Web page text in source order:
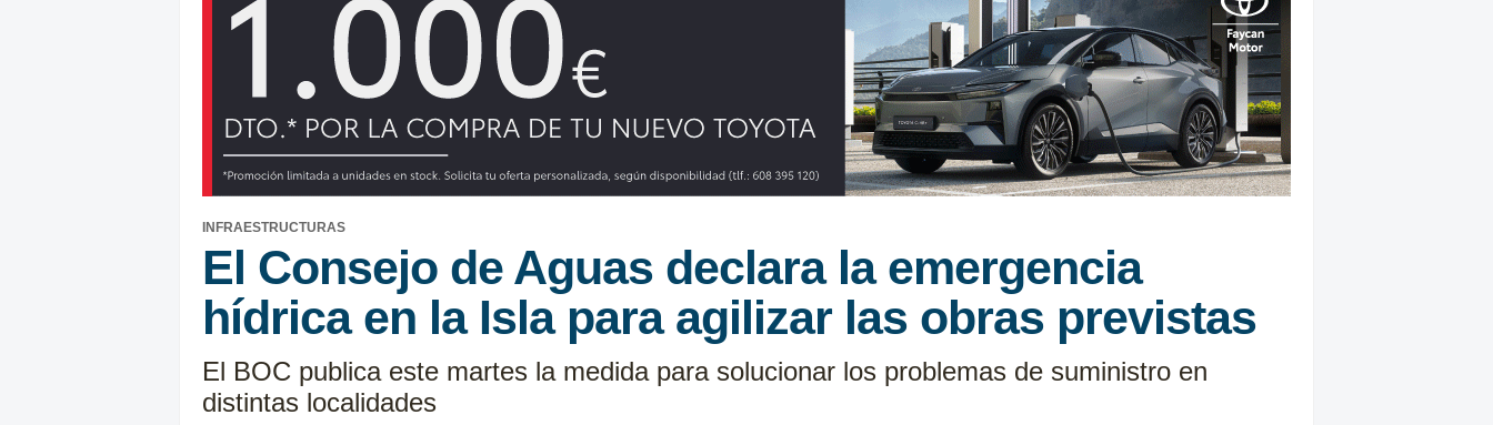
INFRAESTRUCTURAS
El Consejo de Aguas declara la emergencia
hídrica en la Isla para agilizar las obras previstas
El BOC publica este martes la medida para solucionar los problemas de suministro en
distintas localidades